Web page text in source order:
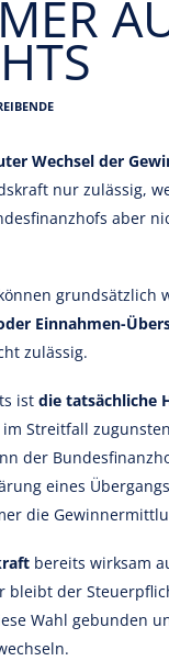
Wechsel der
nur zulässig,
aber
grundsätzlich
Einnahmen-
zulässig.
ist die tatsächliche
Streitfall
der
eines
die
bereits wirksam
der
Wahl gebunden